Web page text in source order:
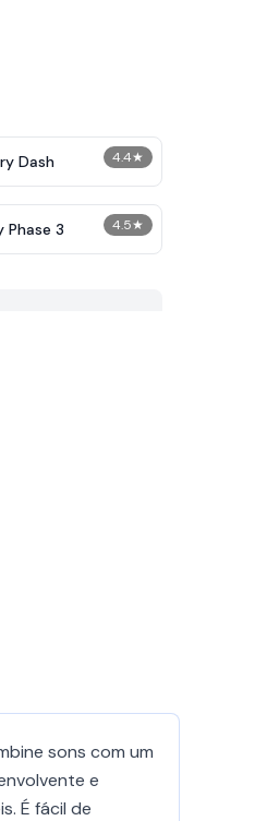
4.4★
Dash
4.5★
Phase 3
sons com um
e
É fácil de